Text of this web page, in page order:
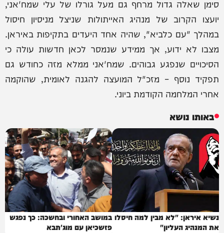
סימן שאלה גדול מרחף גם מעל גורלו של עלי שמח'אני,
יועצו הקרוב של מנהיג האייתולות שניצל מניסיון חיסול
במהלך "עם כלביא", שהיה אחד היעדים בתקיפות באיראן.
מצבו לא ידוע, אך ממידע שנמסר לכאן חדשות עולה כי
הסיכויים שנפגע גבוהים. שמח'אני ממלא מזה כחודש גם
תפקיד נוסף – מזכ"ל המועצה להגנה לאומית, שהוקמה
אחרי המלחמה הקודמת ביוני.
באותו נושא
נשיא איראן: "לא מבין למה חיסלו
את המנהיג העליון"
במושב האחורי ובחשכה: כך נפגש
פזשכיאן עם מוג'תבא